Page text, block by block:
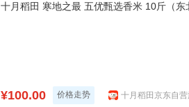
十月稻田 寒地之最 五优甄选香米 10斤（东
¥100.00 价格走势 十月稻田京东自